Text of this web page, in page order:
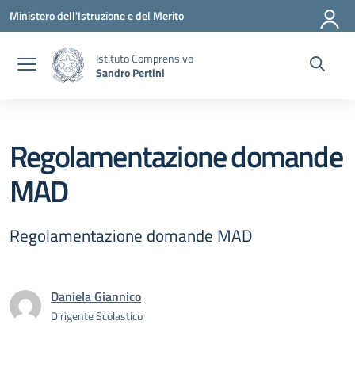
Vai ai contenuti
Vai al menu di navigazione
Vai al footer
Ministero dell'Istruzione e del Merito
Istituto Comprensivo
Sandro Pertini
Regolamentazione domande
MAD
Regolamentazione domande MAD
Daniela Giannico
Dirigente Scolastico